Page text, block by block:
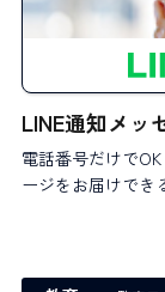
LINE通知メッ
電話番号だけで
ージをお届けでき